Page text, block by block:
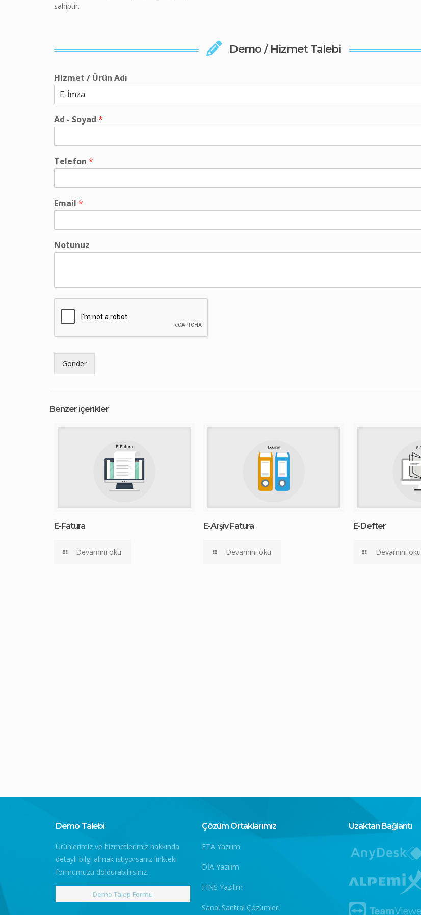
sahiptir.
Demo / Hizmet Talebi
Hizmet / Ürün Adı
Ad - Soyad *
Telefon *
Email *
Notunuz
Gönder
Benzer içerikler
E-Fatura
Devamını oku
E-Arşiv Fatura
Devamını oku
E-Defter
Devamını oku
Demo Talebi
Ürünlerimiz ve hizmetlerimiz hakkında
detaylı bilgi almak istiyorsanız linkteki
formumuzu doldurabilirsiniz.
Demo Talep Formu
Çözüm Ortaklarımız
ETA Yazılım
DİA Yazılım
FINS Yazılım
Sanal Santral Çözümleri
Uzaktan Bağlantı